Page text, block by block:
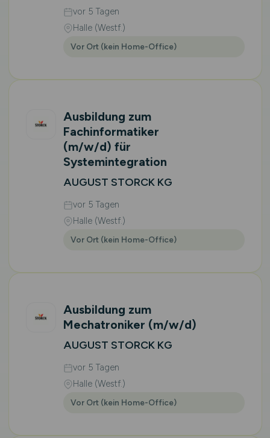
vor 5 Tagen
Halle (Westf.)
Vor Ort (kein Home-Office)
Ausbildung zum
Fachinformatiker
(m/w/d) für
Systemintegration
AUGUST STORCK KG
vor 5 Tagen
Halle (Westf.)
Vor Ort (kein Home-Office)
Ausbildung zum
Mechatroniker (m/w/d)
AUGUST STORCK KG
vor 5 Tagen
Halle (Westf.)
Vor Ort (kein Home-Office)